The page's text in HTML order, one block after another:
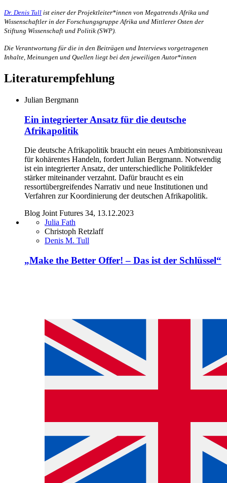
Dr. Denis Tull ist einer der Projektleiter*innen von Megatrends Afrika und
Wissenschaftler in der Forschungsgruppe Afrika und Mittlerer Osten der
Stiftung Wissenschaft und Politik (SWP).
Die Verantwortung für die in den Beiträgen und Interviews vorgetragenen
Inhalte, Meinungen und Quellen liegt bei den jeweiligen Autor*innen
Literaturempfehlung
Julian Bergmann
Ein integrierter Ansatz für die deutsche
Afrikapolitik
Die deutsche Afrikapolitik braucht ein neues Ambitionsniveau
für kohärentes Handeln, fordert Julian Bergmann. Notwendig
ist ein integrierter Ansatz, der unterschiedliche Politikfelder
stärker miteinander verzahnt. Dafür braucht es ein
ressortübergreifendes Narrativ und neue Institutionen und
Verfahren zur Koordinierung der deutschen Afrikapolitik.
Blog Joint Futures 34, 13.12.2023
Julia Fath
Christoph Retzlaff
Denis M. Tull
„Make the Better Offer! – Das ist der Schlüssel“